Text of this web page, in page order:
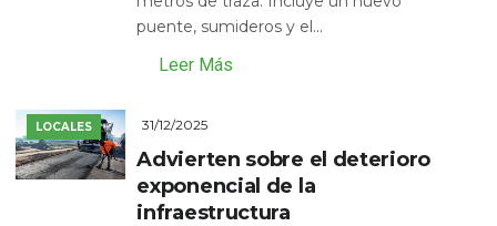
puente, sumideros y el...
Leer Más
LOCALES 31/12/2025
Advierten sobre el deterioro
exponencial de la
infraestructura